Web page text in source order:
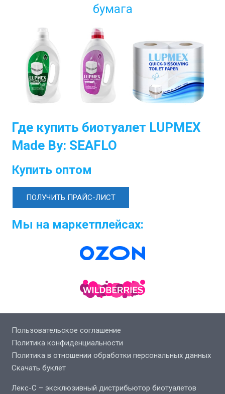
бумага
Где купить биотуалет LUPMEX
Made By: SEAFLO
Купить оптом
ПОЛУЧИТЬ ПРАЙС-ЛИСТ
Мы на маркетплейсах:
Пользовательское соглашение
Политика конфиденциальности
Политика в отношении обработки персональных данных
Скачать буклет
Лекс-С – эксклюзивный дистрибьютор биотуалетов